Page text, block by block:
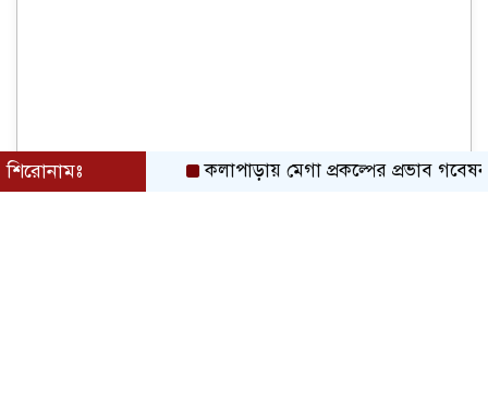
শিরোনামঃ কলাপাড়ায় মেগা প্রকল্পের প্রভাব গবেষনামূলক